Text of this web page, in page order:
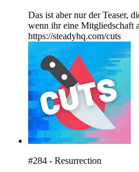
Das ist aber nur der Teaser,
wenn ihr eine Mitgliedschaft
https://steadyhq.com/cuts
#284 - Resurrection